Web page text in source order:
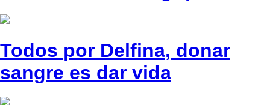
Todos por Delfina, donar
sangre es dar vida